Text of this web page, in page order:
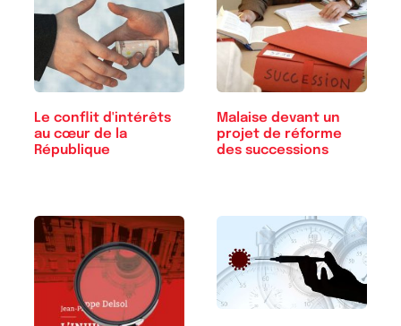
Le conflit d'intérêts
au cœur de la
République
Malaise devant un
projet de réforme
des successions